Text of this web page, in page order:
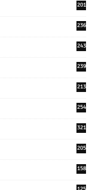
201
236
243
239
213
254
321
205
158